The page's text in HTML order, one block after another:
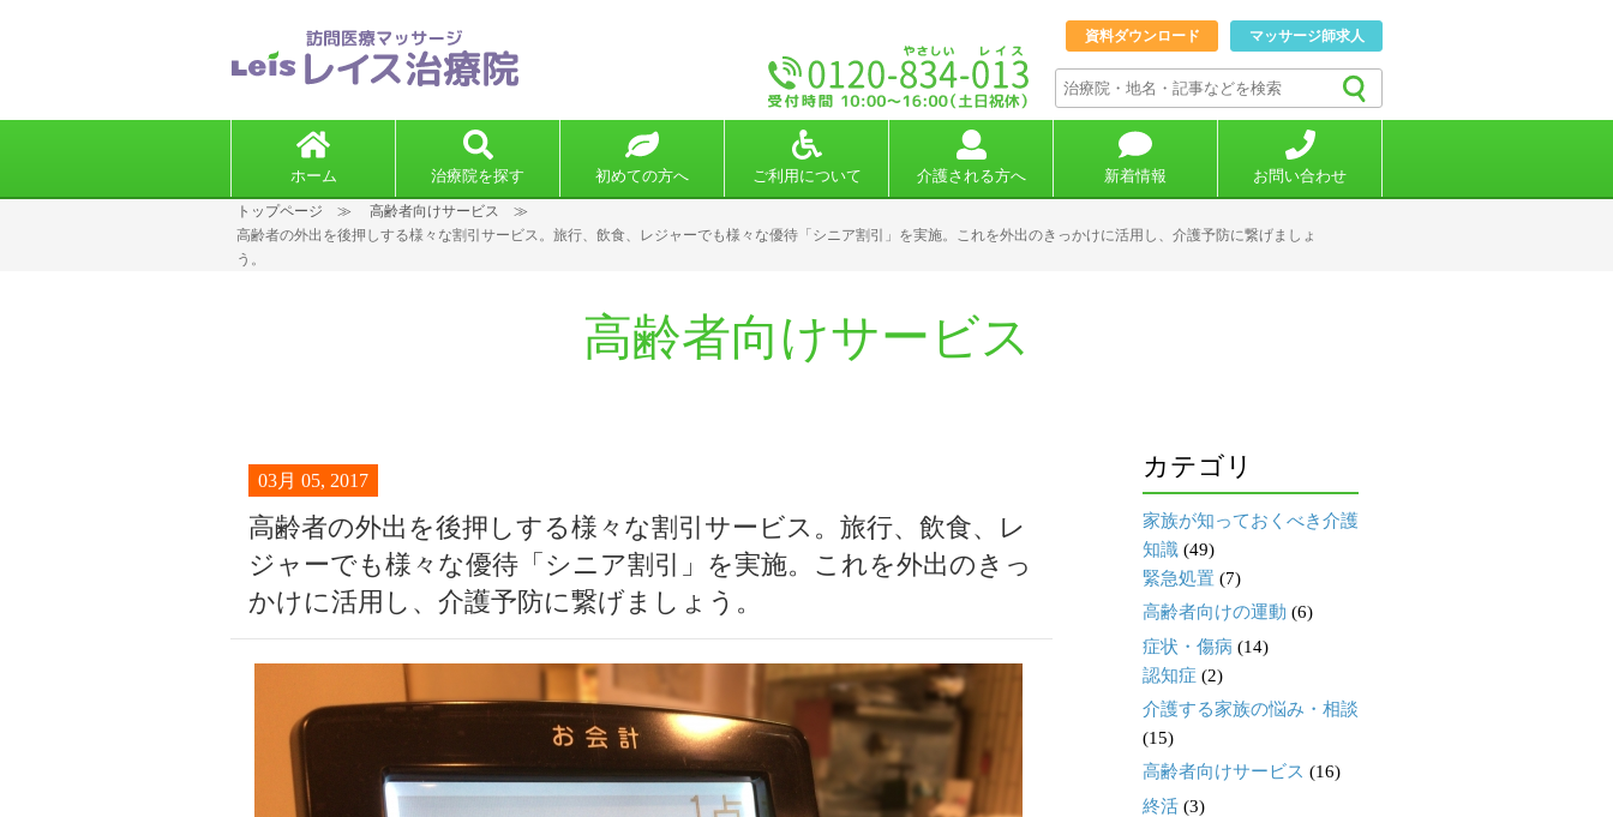
資料ダウンロード マッサージ師求人
ホーム 治療院を探す 初めての方へ ご利用について 介護される方へ 新着情報 お問い合わせ
トップページ
高齢者向けサービス
高齢者の外出を後押しする様々な割引サービス。旅行、飲食、レジャーでも様々な優待「シニア割引」を実施。これを外出のきっかけに活用し、介護予防に繋げましょ
う。
高齢者向けサービス
03月 05, 2017
高齢者の外出を後押しする様々な割引サービス。旅行、飲食、レ
ジャーでも様々な優待「シニア割引」を実施。これを外出のきっ
かけに活用し、介護予防に繋げましょう。
カテゴリ
家族が知っておくべき介護
知識 (49)
緊急処置 (7)
高齢者向けの運動 (6)
症状・傷病 (14)
認知症 (2)
介護する家族の悩み・相談
(15)
高齢者向けサービス (16)
終活 (3)